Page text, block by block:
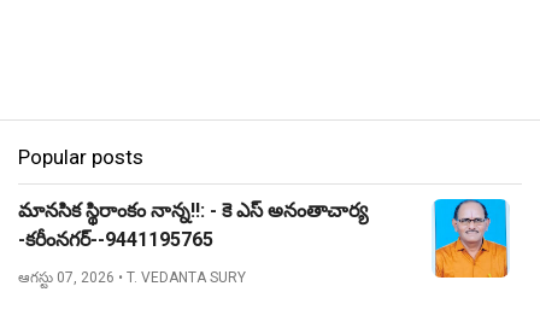
Popular posts
మానసిక స్థిరాంకం నాన్న!!: - కె ఎస్ అనంతాచార్య
-కరీంనగర్--9441195765
ఆగస్టు 07, 2026 • T. VEDANTA SURY